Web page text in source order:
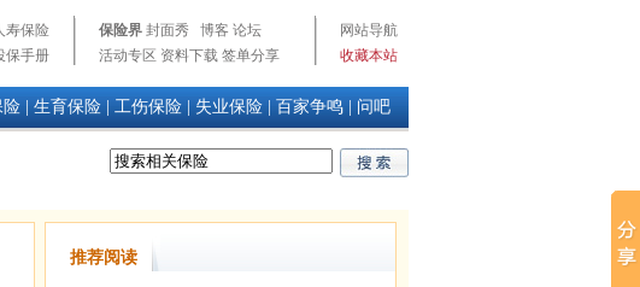
寿保险
保手册
保险界 封面秀 博客 论坛
活动专区 资料下载 签单分享
网站导航
收藏本站
险 生育保险 工伤保险 失业保险 百家争鸣 问吧
推荐阅读